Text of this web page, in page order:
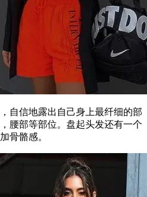
信地露出自己身上最纤细的部
腰部等部位。盘起头发还有一个
骨骼感。